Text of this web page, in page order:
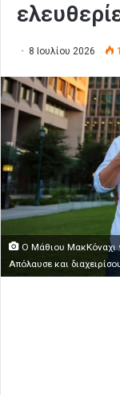
8 Ιουλίου 2026
Ο Μάθιου ΜακΚόναχι
Απόλαυσε και